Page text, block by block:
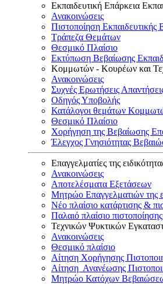
Εκπαιδευτική Επάρκεια
Ανακοινώσεις
Πιστοποίηση Εκπαιδευτικής
Τράπεζα Θεμάτων
Θεσμικό Πλαίσιο
Εκτύπωση Βεβαίωσης
Κομμωτών - Κουρέων και
Ανακοινώσεις
Συχνές Ερωτήσεις
Οδηγός Υποβολής
Κατάλογοι θεμάτων
Θεσμικό Πλαίσιο
Χορήγηση της Βεβαίωσης
Έλεγχος Γνησιότητας
Επαγγελματίες της
Ανακοινώσεις
Αποτελέσματα Εξετάσεων
Μητρώο Επαγγελματιών της
Νέο πλαίσιο κατάρτισης &
Παλαιό πλαίσιο
Τεχνικών Ψυκτικών
Ανακοινώσεις
Θεσμικό πλαίσιο
Αίτηση Χορήγησης
Αίτηση Ανανέωσης
Μητρώο Κατόχων